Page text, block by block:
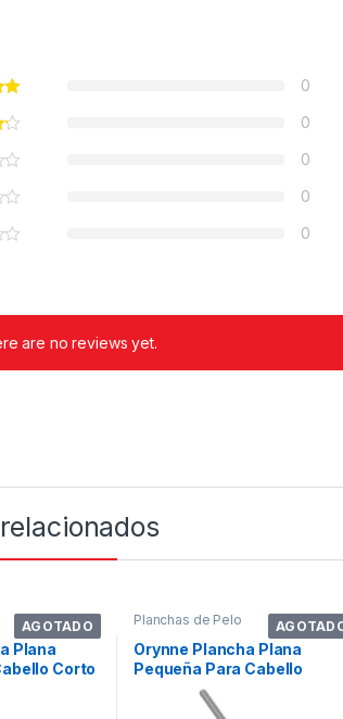
0
0
0
0
0
are no reviews yet.
AGOTADO
Plana
Corto
Planchas de Pelo
Orynne Plancha Plana
Pequeña Para Cabello
Corto, Plancha P. Color